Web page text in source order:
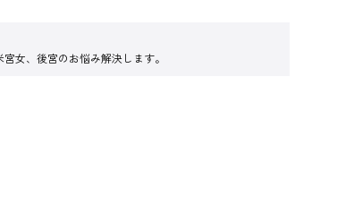
女、後宮のお悩み解決します。